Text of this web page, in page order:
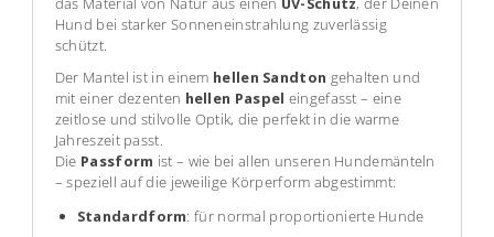
Hund bei starker Sonneneinstrahlung zuverlässig
schützt.
Der Mantel ist in einem hellen Sandton gehalten und
mit einer dezenten hellen Paspel eingefasst – eine
zeitlose und stilvolle Optik, die perfekt in die warme
Jahreszeit passt.
Die Passform ist – wie bei allen unseren Hundemänteln
– speziell auf die jeweilige Körperform abgestimmt:
Standardform: für normal proportionierte Hunde